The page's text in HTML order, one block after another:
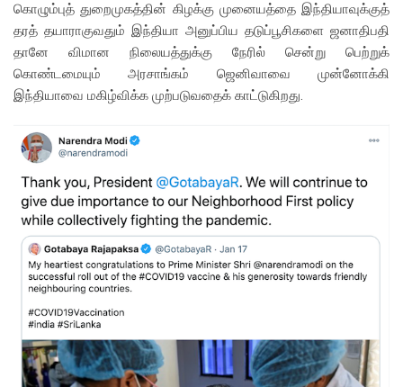
கொழும்புத் துறைமுகத்தின் கிழக்கு முனையத்தை இந்தியாவுக்குத்
தரத் தயாராகுவதும் இந்தியா அனுப்பிய தடுப்பூசிகளை ஜனாதிபதி
தானே விமான நிலையத்துக்கு நேரில் சென்று பெற்றுக்
கொண்டமையும் அரசாங்கம் ஜெனிவாவை முன்னோக்கி
இந்தியாவை மகிழ்விக்க முற்படுவதைக் காட்டுகிறது.